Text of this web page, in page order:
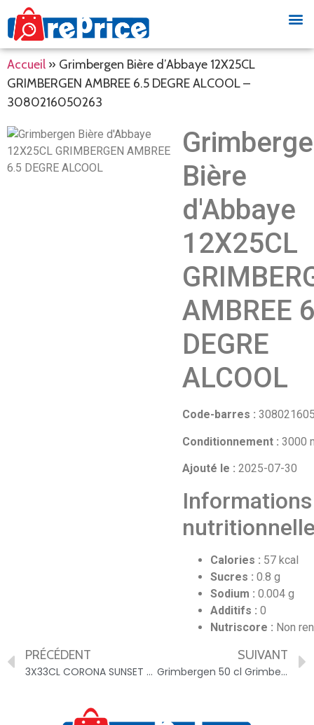
Accueil » Grimbergen Bière d’Abbaye 12X25CL
GRIMBERGEN AMBREE 6.5 DEGRE ALCOOL –
3080216050263
Bière
d'Abbaye
12X25CL
AMBREE
DEGRE
ALCOOL
Code-barres :
Conditionnement : 3000
Ajouté le : 2025-07-30
Informations
Calories : 57 kcal
Sucres : 0.8 g
Sodium : 0.004 g
Additifs : 0
Nutriscore : Non
PRÉCÉDENT
3X33CL CORONA SUNSET 5.9% – 5410228294085
SUIVANT
Grimbergen 50 cl Grimbergen Blonde 6.7 DEGRE ALCOOL – 3080210008116